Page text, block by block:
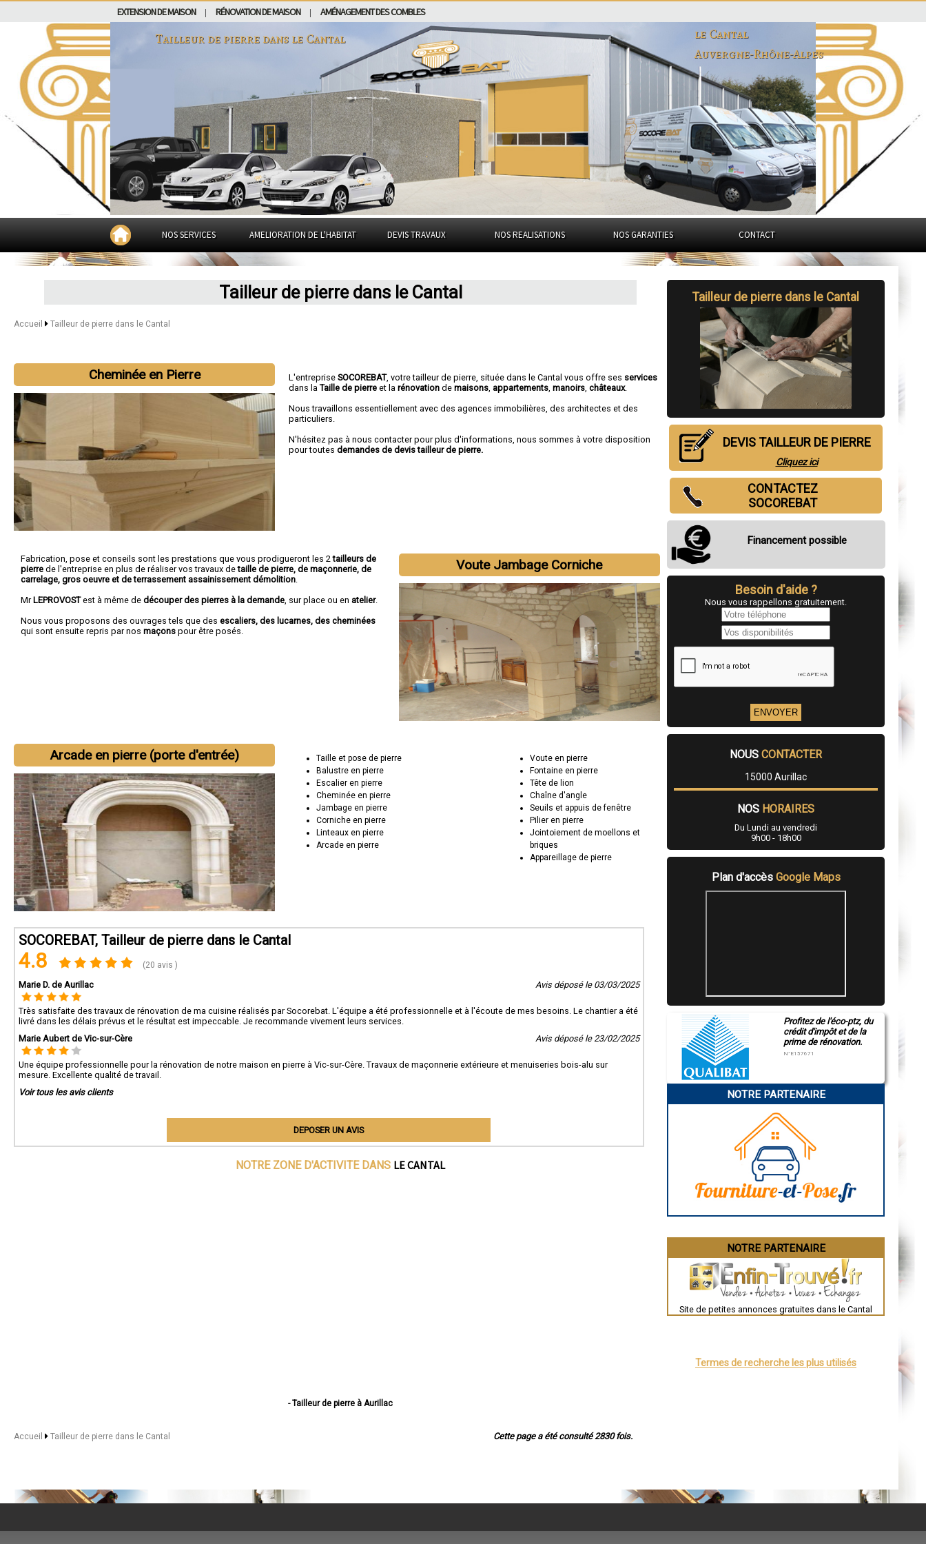
EXTENSION DE MAISON RÉNOVATION DE MAISON AMÉNAGEMENT DES COMBLES
Tailleur de pierre dans le Cantal
le Cantal
Auvergne-Rhône-Alpes
NOS SERVICES AMELIORATION DE L'HABITAT DEVIS TRAVAUX NOS REALISATIONS NOS GARANTIES CONTACT
Tailleur de pierre dans le Cantal
Accueil Tailleur de pierre dans le Cantal
Cheminée en Pierre L'entrepriseSOCOREBAT,votre tailleur de pierre , située dans le Cantal vous offre ses services
dans laTaille de pierre et larénovation demaisons appartements ,manoirs ,châteaux.
Nous travaillons essentiellement avec des agences immobilières, des architectes et des
particuliers.
N'hésitez pas à nous contacter pour plus d'informations, nous sommes à votre disposition
pour toutesdemandes de devis tailleur de pierre.
Voute Jambage Corniche
Fabrication, pose et conseils sont les prestations que vous prodigueront les 2tailleurs de
pierre de l'entreprise en plus de réaliser vos travaux detaille de pierre, de maçonnerie, de
carrelage, gros oeuvre et de terrassement assainissement démolition.
Mr LEPROVOSTest à même de découper des pierres à la demande, sur place ou en atelier.
Nous vous proposons des ouvrages tels que des escaliers, des lucarnes, des cheminées
qui sont ensuite repris par nos maçons pour être posés.
Arcade en pierre (porte d'entrée)
Taille et pose de pierre
Balustre en pierre
Escalier en pierre
Cheminée en pierre
Jambage en pierre
Corniche en pierre
Linteaux en pierre
Arcade en pierre
Voute en pierre
Fontaine en pierre
Tête de lion
Chaîne d'angle
Seuils et appuis de fenêtre
Pilier en pierre
Jointoiement de moellons et
briques
Appareillage de pierre
SOCOREBAT, Tailleur de pierre dans le Cantal
4.8 (20 avis )
Marie D. de Aurillac Avis déposé le 03/03/2025
Très satisfaite des travaux de rénovation de ma cuisine réalisés par Socorebat. L'équipe a été professionnelle et à l'écoute de mes besoins. Le chantier a été
livré dans les délais prévus et le résultat est impeccable. Je recommande vivement leurs services.
Marie Aubert de Vic-sur-Cère
Avis déposé le 23/02/2025
Une équipe professionnelle pour la rénovation de notre maison en pierre à Vic-sur-Cère. Travaux de maçonnerie extérieure et menuiseries bois-alu sur
mesure. Excellente qualité de travail.
Voir tous les avis clients
DEPOSER UN AVIS
NOTRE ZONE D'ACTIVITE DANS LE CANTAL
- Tailleur de pierre à Aurillac
- Tailleur de pierre à Murat
- Tailleur de pierre à Vic-sur-Cère
Cette page a été consulté 2830 fois.
Accueil Tailleur de pierre dans le Cantal
Tailleur de pierre dans le Cantal
DEVIS TAILLEUR DE PIERRE
Cliquez ici
CONTACTEZ
SOCOREBAT
Financement possible
Besoin d'aide ?
Nous vous rappellons gratuitement.
NOUS CONTACTER
15000 Aurillac
NOS HORAIRES
Du Lundi au vendredi
9h00 - 18h00
Plan d'accès Google Maps
Profitez de l'éco-ptz, du
crédit d'impôt et de la
prime de rénovation.
N°E157671
NOTRE PARTENAIRE
NOTRE PARTENAIRE
Site de petites annonces gratuites dans le Cantal
Termes de recherche les plus utilisés